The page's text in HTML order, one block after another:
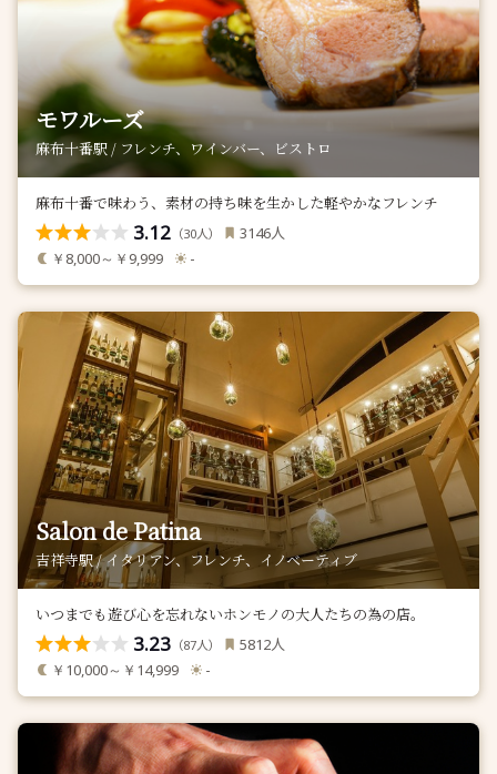
モワルーズ
麻布十番駅 / フレンチ、ワインバー、ビストロ
麻布十番で味わう、素材の持ち味を生かした軽やかなフレンチ
3.12 （30人） 3146人
￥8,000～￥9,999 -
Salon de Patina
吉祥寺駅 / イタリアン、フレンチ、イノベーティブ
いつまでも遊び心を忘れないホンモノの大人たちの為の店。
3.23 （87人） 5812人
￥10,000～￥14,999 -